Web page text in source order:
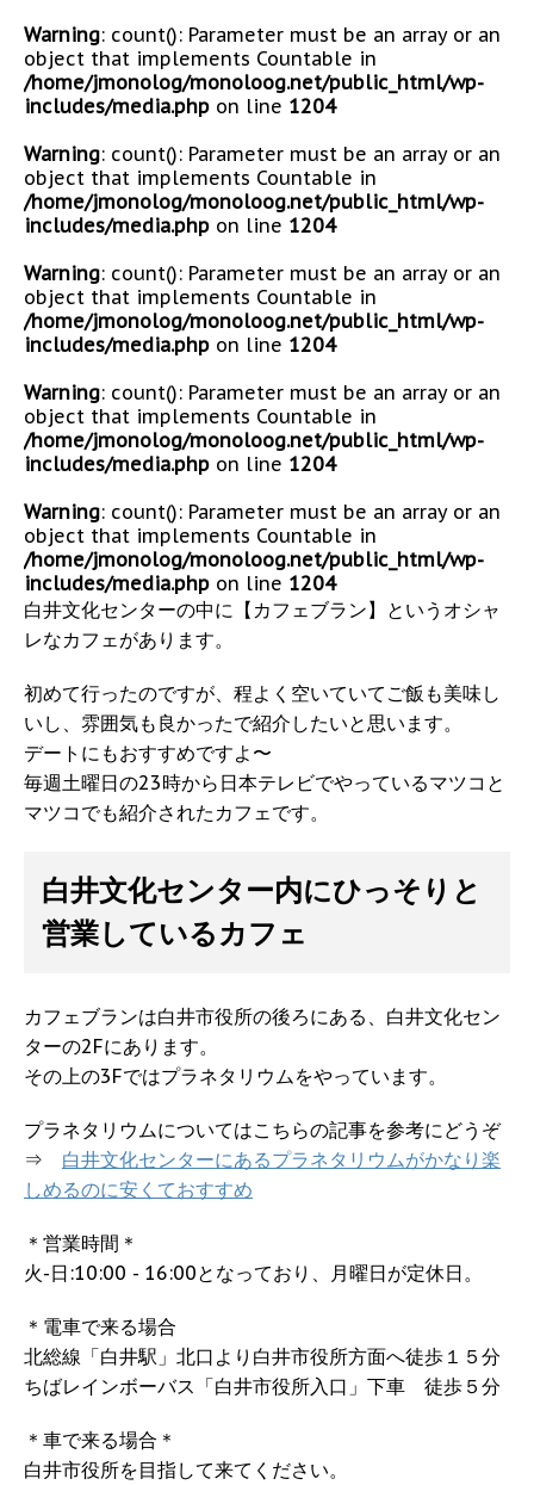
Warning: count(): Parameter must be an array or an
object that implements Countable in
/home/jmonolog/monoloog.net/public_html/wp-
includes/media.php on line 1204
Warning: count(): Parameter must be an array or an
object that implements Countable in
/home/jmonolog/monoloog.net/public_html/wp-
includes/media.php on line 1204
Warning: count(): Parameter must be an array or an
object that implements Countable in
/home/jmonolog/monoloog.net/public_html/wp-
includes/media.php on line 1204
Warning: count(): Parameter must be an array or an
object that implements Countable in
/home/jmonolog/monoloog.net/public_html/wp-
includes/media.php on line 1204
Warning: count(): Parameter must be an array or an
object that implements Countable in
/home/jmonolog/monoloog.net/public_html/wp-
includes/media.php on line 1204
白井文化センターの中に【カフェブラン】というオシャ
レなカフェがあります。
初めて行ったのですが、程よく空いていてご飯も美味し
いし、雰囲気も良かったで紹介したいと思います。
デートにもおすすめですよ〜
毎週土曜日の23時から日本テレビでやっているマツコと
マツコでも紹介されたカフェです。
白井文化センター内にひっそりと
営業しているカフェ
カフェブランは白井市役所の後ろにある、白井文化セン
ターの2Fにあります。
その上の3Fではプラネタリウムをやっています。
プラネタリウムについてはこちらの記事を参考にどうぞ
⇒ 白井文化センターにあるプラネタリウムがかなり楽
しめるのに安くておすすめ
＊営業時間＊
火-日:10:00 - 16:00となっており、月曜日が定休日。
＊電車で来る場合
北総線「白井駅」北口より白井市役所方面へ徒歩１５分
ちばレインボーバス「白井市役所入口」下車 徒歩５分
＊車で来る場合＊
白井市役所を目指して来てください。